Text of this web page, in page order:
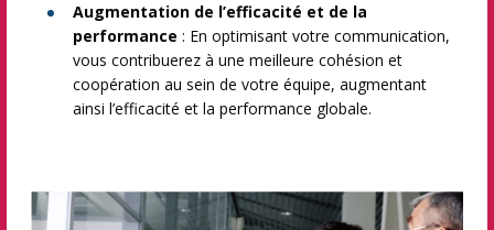
Augmentation de l’efficacité et de la
performance : En optimisant votre communication,
vous contribuerez à une meilleure cohésion et
coopération au sein de votre équipe, augmentant
ainsi l’efficacité et la performance globale.